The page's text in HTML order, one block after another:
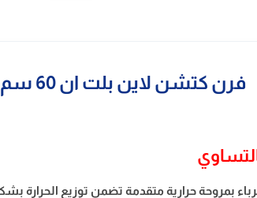
فرن كتشن لاين بلت ان 60 سم كهرباء – 8 وظائف – ستيل KL60ED8FST
كتشن لاين بلت ان 60 سم كهرباء بمروحة حرارية متقدمة